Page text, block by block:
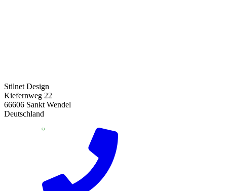
Stilnet Design
Kiefernweg 22
66606 Sankt Wendel
Deutschland